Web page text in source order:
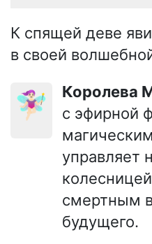
К спящей деве
в своей
🧚🏻‍♀️ Королева
с эфирной
управляет
смертным
будущего.